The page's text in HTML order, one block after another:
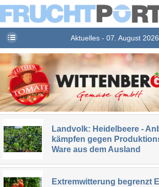
Aktuelles - 07. August 2026
Landvolk: Heidelbeere -
kämpfen gegen
Ware aus dem Ausland
Extremwitterung begrenzt